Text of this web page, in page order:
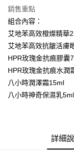
結帳頁面，進行簡訊認
２．訂單成立數日內，
３．收到繳費通知簡訊
ATM／網路銀行／等多
購買商品的店家。未經
後付繳納相關費用。
※ 交易是否成功請以「
是否繳費成功／繳費
客戶支援中心」https://
２．關於個人資料處理
付款後全家取貨
每筆NT$80，滿
萊爾富取貨付款
每筆NT$80，滿
付款後萊爾富取貨
每筆NT$80，滿
7-11取貨付款
每筆NT$80，滿
銷售重點
組合內容：
艾地苯高效橙燦精華
艾地苯高效抗皺活膚
HPR玫瑰金抗痕膠囊
HPR玫瑰金抗痕水潤
八小時潤澤霜15ml
八小時神奇保濕乳5ml
詳細